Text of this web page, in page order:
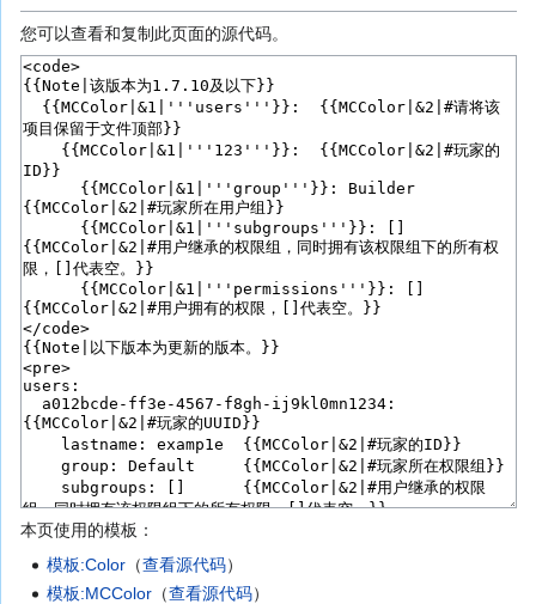
航
索
您可以查看和复制此页面的源代码。
本页使用的模板：
模板:Color （查看源代码）
模板:MCColor （查看源代码）